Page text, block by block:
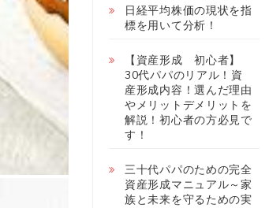
日経平均株価の現状を指
標を用いて分析！
【資産形成 初心者】
30代パパのリアル！資
産形成内容！選んだ理由
やメリットデメリットを
解説！初心者の方必見で
す！
三十代パパのための完全
資産形成マニュアル～家
族と未来を守るための実